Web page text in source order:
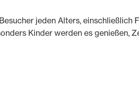
jeden Alters, einschließlich
Kinder werden es genießen,